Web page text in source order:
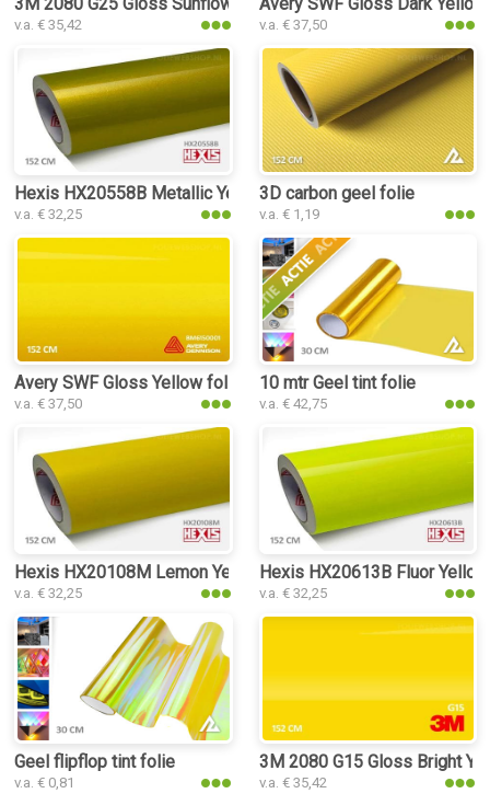
v.a. € 35,42 v.a. € 37,50
Hexis HX20558B Metallic Yellow Gloss folie
v.a. € 32,25
3D carbon geel folie
v.a. € 1,19
Avery SWF Gloss Yellow folie
v.a. € 37,50
10 mtr Geel tint folie
v.a. € 42,75
Hexis HX20108M Lemon Yellow Matt folie
v.a. € 32,25
Hexis HX20613B Fluor
v.a. € 32,25
Geel flipflop tint folie
v.a. € 0,81
3M 2080 G15 Gloss Bright
v.a. € 35,42